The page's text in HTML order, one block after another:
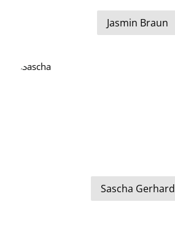
Jasmin Braun
Sascha Gerhard